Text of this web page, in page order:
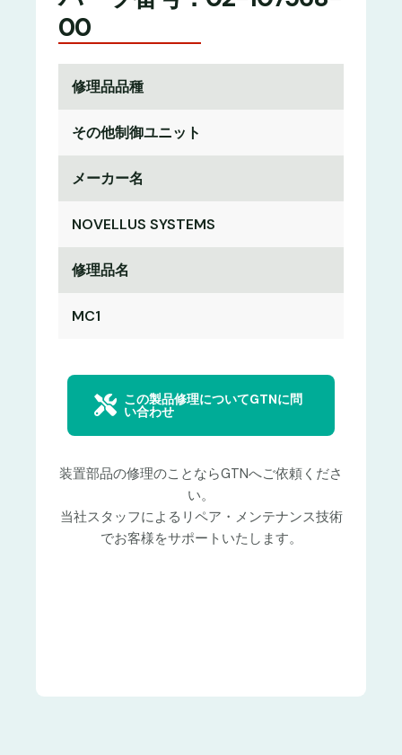
00
修理品品種
その他制御ユニット
メーカー名
NOVELLUS SYSTEMS
修理品名
MC1
この製品修理についてGTNに問
い合わせ
装置部品の修理のことならGTNへご依頼くださ
い。
当社スタッフによるリペア・メンテナンス技術
でお客様をサポートいたします。